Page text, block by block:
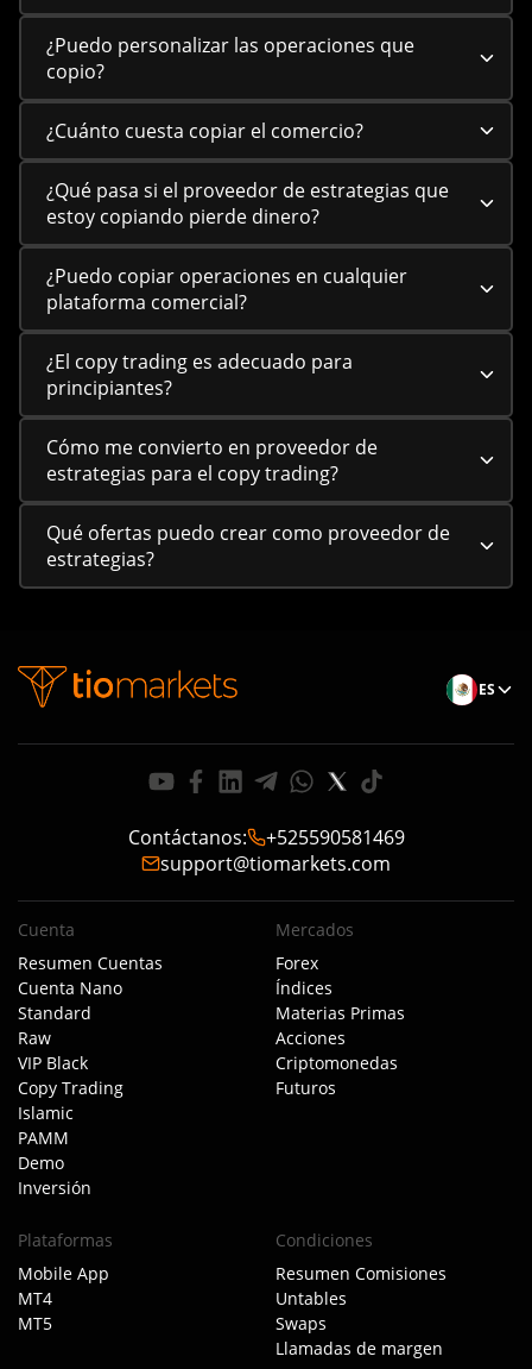
¿Puedo personalizar las operaciones que
copio?
¿Cuánto cuesta copiar el comercio?
¿Qué pasa si el proveedor de estrategias que
estoy copiando pierde dinero?
¿Puedo copiar operaciones en cualquier
plataforma comercial?
¿El copy trading es adecuado para
principiantes?
Cómo me convierto en proveedor de
estrategias para el copy trading?
Qué ofertas puedo crear como proveedor de
estrategias?
ES
Contáctanos:
+525590581469
support@tiomarkets.com
Cuenta
Resumen Cuentas
Cuenta Nano
Standard
Raw
VIP Black
Copy Trading
Islamic
PAMM
Demo
Inversión
Mercados
Forex
Índices
Materias Primas
Acciones
Criptomonedas
Futuros
Plataformas
Mobile App
MT4
MT5
Condiciones
Resumen Comisiones
Untables
Swaps
Llamadas de margen